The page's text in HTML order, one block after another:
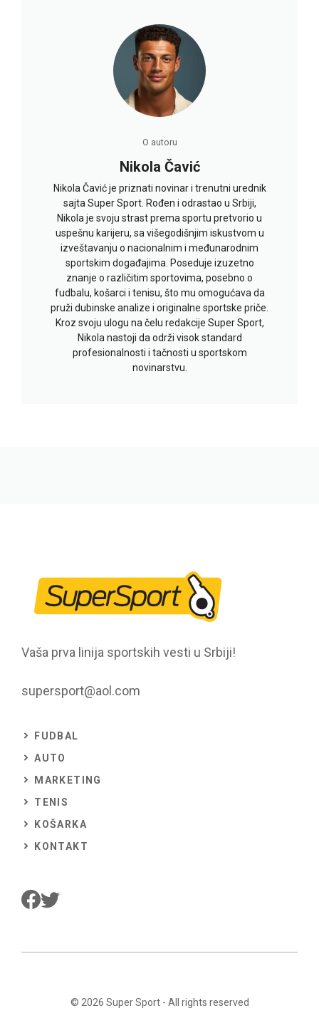
O autoru
Nikola Čavić
Nikola Čavić je priznati novinar i trenutni urednik
sajta Super Sport. Rođen i odrastao u Srbiji,
Nikola je svoju strast prema sportu pretvorio u
uspešnu karijeru, sa višegodišnjim iskustvom u
izveštavanju o nacionalnim i međunarodnim
sportskim događajima. Poseduje izuzetno
znanje o različitim sportovima, posebno o
fudbalu, košarci i tenisu, što mu omogućava da
pruži dubinske analize i originalne sportske priče.
Kroz svoju ulogu na čelu redakcije Super Sport,
Nikola nastoji da održi visok standard
profesionalnosti i tačnosti u sportskom
novinarstvu.
Vaša prva linija sportskih vesti u Srbiji!
supersport@aol.com
FUDBAL
AUTO
MARKETING
TENIS
KOŠARKA
KONTAKT
© 2026 Super Sport- All rights reserved